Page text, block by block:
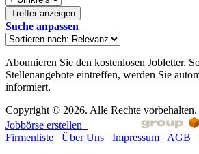
Treffer anzeigen
Suche anpassen
Abonnieren Sie den kostenlosen Jobletter.
Stellenangebote eintreffen, werden Sie
informiert.
Copyright © 2026. Alle Rechte vorbehalten.
Jobbörse erstellen
Firmenliste
Über Uns Impressum AGB